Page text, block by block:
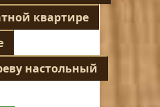
квартире
настольный